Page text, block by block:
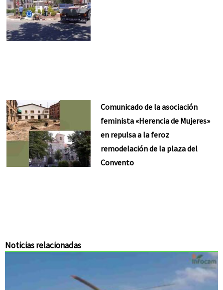
Comunicado de la asociación
feminista «Herencia de Mujeres»
en repulsa a la feroz
remodelación de la plaza del
Convento
Noticias relacionadas